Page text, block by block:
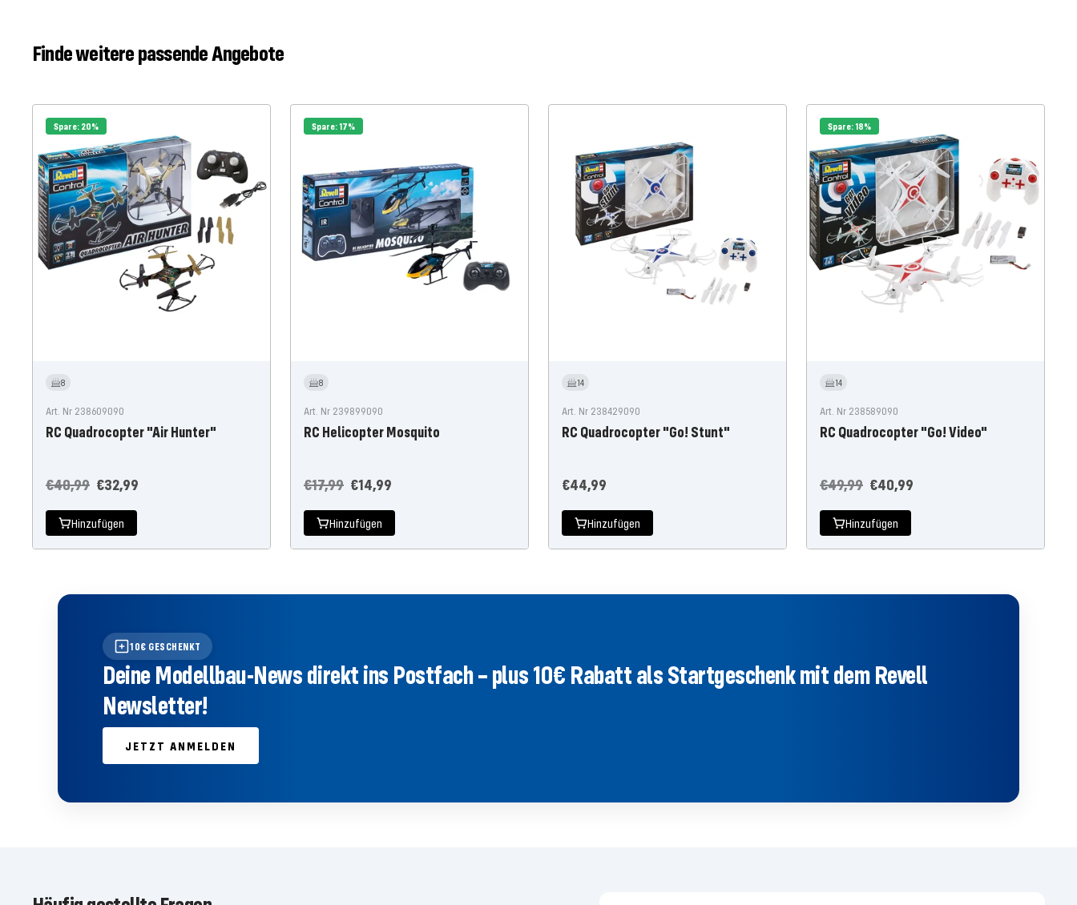
Finde weitere passende Angebote
Spare: 20%
8
Art. Nr 238609090
RC Quadrocopter "Air Hunter"
Angebotspreis
€32,99
Regulärer
Preis
€40,99
Hinzufügen
Spare: 17%
8
Art. Nr 239899090
RC Helicopter Mosquito
Angebotspreis
€14,99
Regulärer
Preis
€17,99
Hinzufügen
14
Art. Nr 238429090
RC Quadrocopter "Go! Stunt"
Angebotspreis
€44,99
Hinzufügen
Spare: 18%
14
Art. Nr 238589090
RC Quadrocopter "Go! Video"
Angebotspreis
€40,99
Regulärer
Preis
€49,99
Hinzufügen
10€ GESCHENKT
Deine Modellbau-News direkt ins Postfach – plus 10€ Rabatt als Startgeschenk mit dem Revell
Newsletter!
JETZT ANMELDEN